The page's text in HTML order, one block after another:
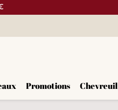
Promotions Chevreuil